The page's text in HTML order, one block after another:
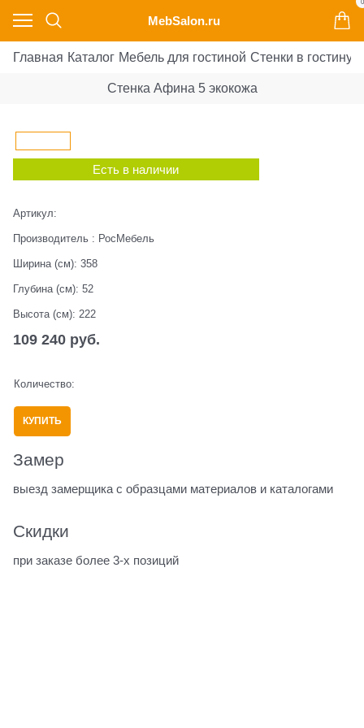
MebSalon.ru
0
Главная Каталог Мебель для гостиной Стенки в гостиную
Стенка Афина 5 экокожа
Есть в наличии
Артикул:
Производитель : РосМебель
Ширина (см): 358
Глубина (см): 52
Высота (см): 222
109 240 руб.
Количество:
КУПИТЬ
Замер
выезд замерщика с образцами материалов и каталогами
Скидки
при заказе более 3-х позиций